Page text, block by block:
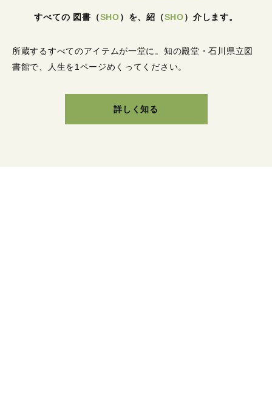
すべての 図書 （SHO） を、紹 （SHO） 介します。
所蔵するすべてのアイテムが一堂に。 知の殿堂・石川県立図
書館で、人生を1ページめくってください。
詳しく知る